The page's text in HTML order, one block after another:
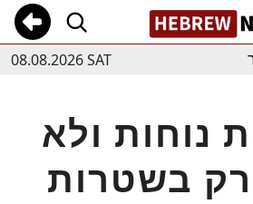
08.08.2026 SAT
נוחות ולא
בשטרות